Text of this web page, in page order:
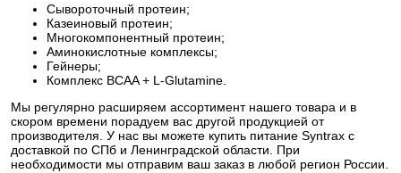
Сывороточный протеин;
Казеиновый протеин;
Многокомпонентный протеин;
Аминокислотные комплексы;
Гейнеры;
Комплекс BCAA + L-Glutamine.
Мы регулярно расширяем ассортимент нашего товара и в
скором времени порадуем вас другой продукцией от
производителя. У нас вы можете купить питание Syntrax с
доставкой по СПб и Ленинградской области. При
необходимости мы отправим ваш заказ в любой регион России.